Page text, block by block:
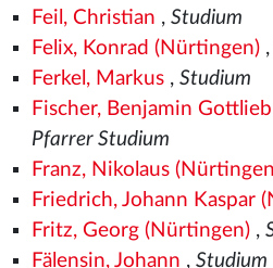
Feil, Christian , Studium
Felix, Konrad (Nürtingen),
Ferkel, Markus, Studium
Fischer, Benjamin Gottlieb
Pfarrer Studium
Franz, Nikolaus
Friedrich, Johann Kaspar
Fritz, Georg (Nürtingen),
Fälensin, Johann , Studium